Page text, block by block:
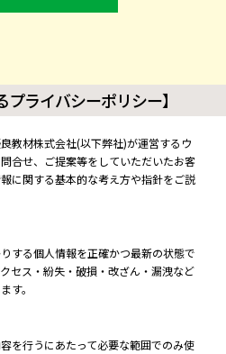
プライバシーポリシー】
教材株式会社(以下弊社)が運営するウ
合せ、ご提案等をしていただいたお客
に関する基本的な考え方や指針をご説
する個人情報を正確かつ最新の状態で
セス・紛失・破損・改ざん・漏洩など
す。
を行うにあたって必要な範囲でのみ使